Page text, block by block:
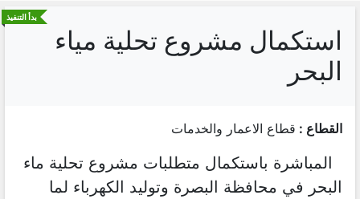
بدأ التنفيذ
استكمال مشروع تحلية مياء
البحر
القطاع : قطاع الاعمار والخدمات
المباشرة باستكمال متطلبات مشروع تحلية ماء
البحر في محافظة البصرة وتوليد الكهرباء لما